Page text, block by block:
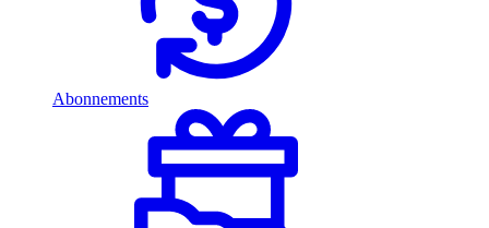
Abonnements